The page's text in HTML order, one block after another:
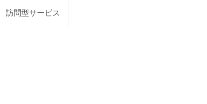
訪問型サービス